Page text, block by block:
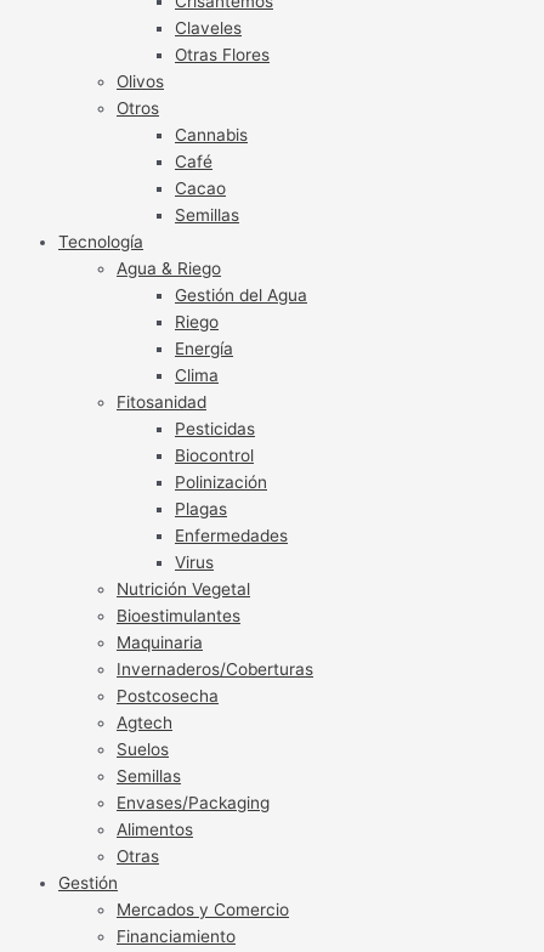
Claveles
Otras Flores
Olivos
Otros
Cannabis
Café
Cacao
Semillas
Tecnología
Agua & Riego
Gestión del Agua
Riego
Energía
Clima
Fitosanidad
Pesticidas
Biocontrol
Polinización
Plagas
Enfermedades
Virus
Nutrición Vegetal
Bioestimulantes
Maquinaria
Invernaderos/Coberturas
Postcosecha
Agtech
Suelos
Semillas
Envases/Packaging
Alimentos
Otras
Gestión
Mercados y Comercio
Financiamiento